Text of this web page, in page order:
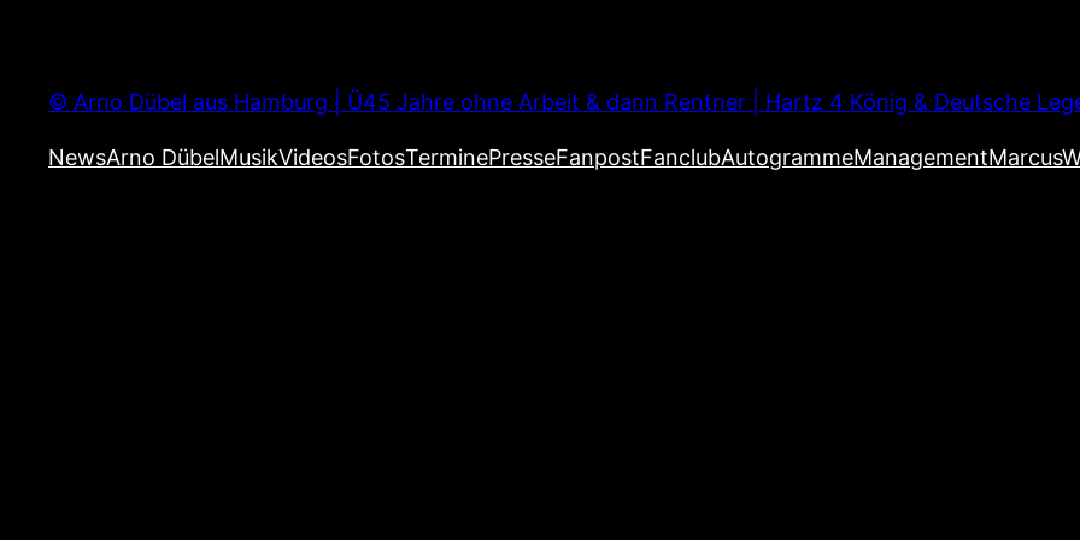
springen
© Arno Dübel aus Hamburg | Ü45 Jahre ohne Arbeit & dann Rentner | Hartz 4 König & Deutsche
NewsArno DübelMusikVideosFotosTerminePresseFanpostFanclubAutogrammeManagement